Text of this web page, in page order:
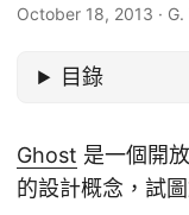
October 18, 2013 ·
目錄
Ghost 是一個開
的設計概念，試